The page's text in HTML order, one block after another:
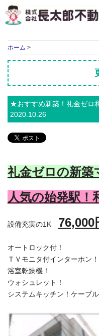
ホーム >
★おすすめ新築！礼金ゼロ
2020.10.26
礼金ゼロの新築
人気の始発駅！
設備充実の1K 76,000
オートロック付！
ＴＶモニタ付インターホン！
浴室乾燥機！
ウォシュレット！
システムキッチン！ケーブル